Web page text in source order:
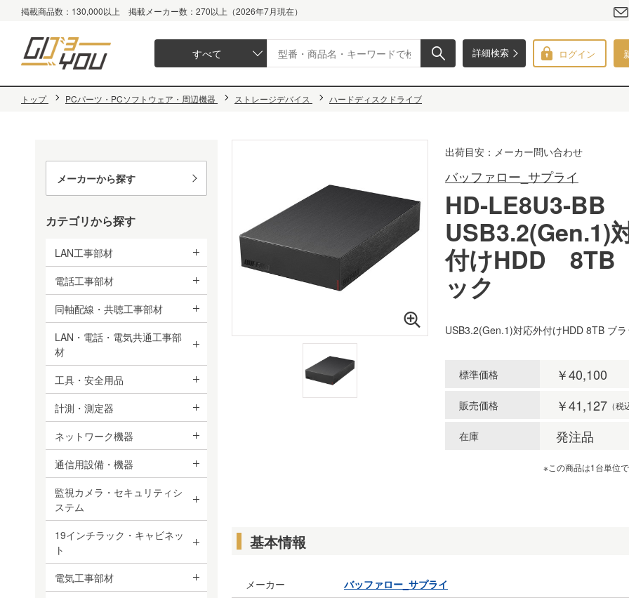
掲載商品数：130,000以上 掲載メーカー数：270以上（2026年7月現在）
詳細検索
すべて ログイン
トップ PCパーツ・PCソフトウェア・周辺機器 ストレージデバイス ハードディスクドライブ
出荷目安：メーカー問い合わせ
バッファロー_サプライ
HD-LE8U3-BB
USB3.2(Gen.1)
付けHDD 8TB
ック
USB3.2(Gen.1)対応外付けHDD 8TB ブラ
標準価格 ￥40,100
販売価格 ￥41,127 （税
在庫 発注品
※この商品は1台単位
基本情報
メーカー バッファロー_サプライ
メーカーから探す
カテゴリから探す
LAN工事部材
電話工事部材
同軸配線・共聴工事部材
LAN・電話・電気共通工事部
材
工具・安全用品
計測・測定器
ネットワーク機器
通信用設備・機器
監視カメラ・セキュリティシ
ステム
19インチラック・キャビネッ
ト
電気工事部材